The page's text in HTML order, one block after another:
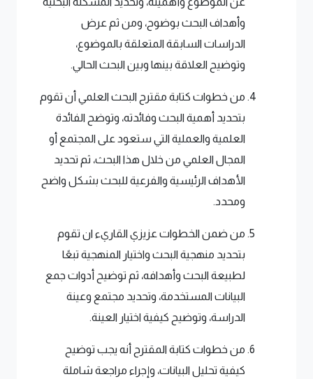
وأهداف البحث بوضوح، ومن ثم عرض
الدراسات السابقة المتعلقة بالموضوع،
وتوضيح العلاقة بينها وبين البحث الحالي.
من خطوات كتابة مقترح البحث العلمي أن تقوم
بتحديد أهمية البحث وفائدته، وتوضح الفائدة
العلمية والعملية التي ستعود على المجتمع أو
المجال العلمي من خلال هذا البحث، ثم تحديد
الأهداف الرئيسية والفرعية للبحث بشكل واضح
ومحدد.
من ضمن الخطوات عزيزي القاريء ان تقوم
بتحديد منهجية البحث واختيار المنهجية تبعًا
لطبيعة البحث وأهدافه، ثم توضيح أدوات جمع
البيانات المستخدمة، وتحديد مجتمع وعينة
الدراسة، وتوضيح كيفية اختيار العينة.
من خطوات كتابة المقترح أنه يجب توضيح
كيفية تحليل البيانات، وإجراء مراجعة شاملة